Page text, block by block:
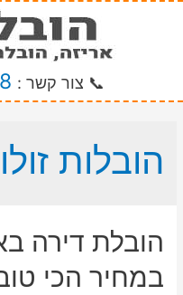
📞 צור קשר :
הובלות
הובלת דירה
במחיר הכי